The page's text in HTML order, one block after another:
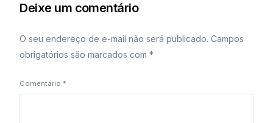
Deixe um comentário
O seu endereço de e-mail não será publicado. Campos
obrigatórios são marcados com*
Comentário*